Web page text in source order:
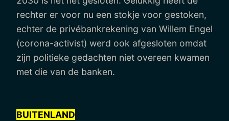
rechter er voor nu een stokje voor gestoken,
echter de privébankrekening van Willem Engel
(corona-activist) werd ook afgesloten omdat
zijn politieke gedachten niet overeen kwamen
met die van de banken.
BUITENLAND